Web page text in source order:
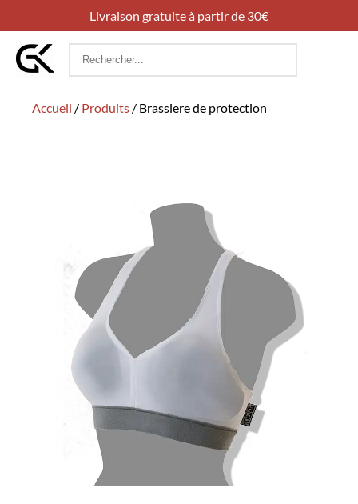
Livraison gratuite à partir de 30€
Rechercher
Accueil / Produits / Brassiere de protection